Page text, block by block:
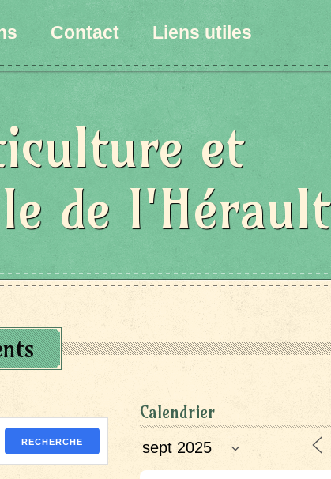
Contact Liens utiles
et
de l'Hérault
RECHERCHE
Calendrier